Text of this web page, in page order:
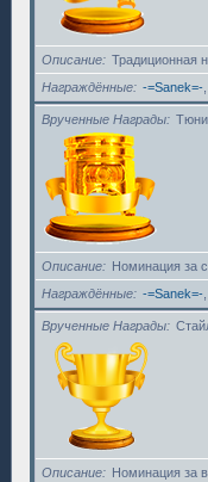
Описание
Традиционная
Награждённые
-=Sanek=-
Врученные Награды
Описание
Номинация за
Награждённые
-=Sanek=-
Врученные Награды
Описание
Номинация за